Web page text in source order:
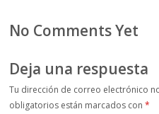
No Comments Yet
Deja una respuesta
Tu dirección de correo electrónico
obligatorios están marcados con*